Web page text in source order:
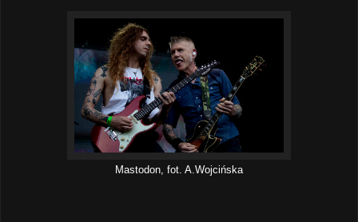
Mastodon, fot. A.Wojcińska